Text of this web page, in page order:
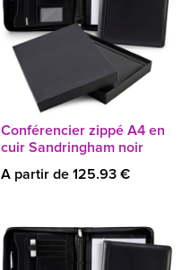
Conférencier zippé A4 en
cuir Sandringham noir
A partir de 125.93 €